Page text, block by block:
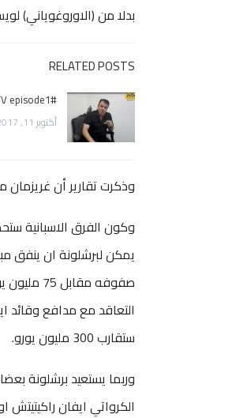
بدلا من (الاوروغوياني)
RELATED POSTS
episode1#
أكتوبر 11, 2017
وذكرت تقارير أن غريزمان مستعد لتخفيص اجره
يمكن لبرشلونة ان ينفق
ستقارب 300 مليون يورو.
وربما يستعيد برشلونة
الكرواتي ايفان